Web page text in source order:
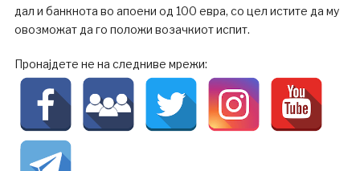
дал и банкнота во апоени од 100 евра, со цел истите да му
овозможат да го положи возачкиот испит.
Пронајдете не на следниве мрежи: